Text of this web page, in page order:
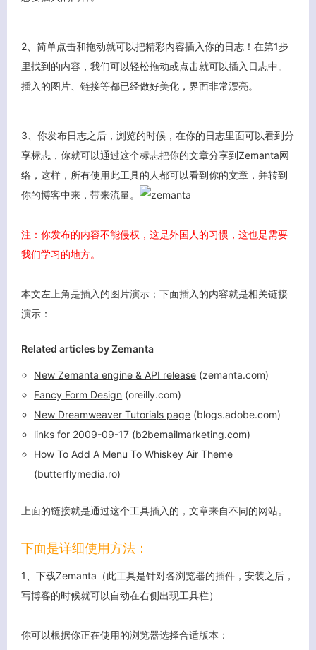
2、简单点击和拖动就可以把精彩内容插入你的日志！在第1步
里找到的内容，我们可以轻松拖动或点击就可以插入日志中。
插入的图片、链接等都已经做好美化，界面非常漂亮。
3、你发布日志之后，浏览的时候，在你的日志里面可以看到分
享标志，你就可以通过这个标志把你的文章分享到Zemanta网
络，这样，所有使用此工具的人都可以看到你的文章，并转到
你的博客中来，带来流量。
注：你发布的内容不能侵权，这是外国人的习惯，这也是需要
我们学习的地方。
本文左上角是插入的图片演示；下面插入的内容就是相关链接
演示：
Related articles by Zemanta
New Zemanta engine & API release (zemanta.com)
Fancy Form Design (oreilly.com)
New Dreamweaver Tutorials page (blogs.adobe.com)
links for 2009-09-17 (b2bemailmarketing.com)
How To Add A Menu To Whiskey Air Theme
(butterflymedia.ro)
上面的链接就是通过这个工具插入的，文章来自不同的网站。
下面是详细使用方法：
1、下载Zemanta（此工具是针对各浏览器的插件，安装之后，
写博客的时候就可以自动在右侧出现工具栏）
你可以根据你正在使用的浏览器选择合适版本：
客服小美